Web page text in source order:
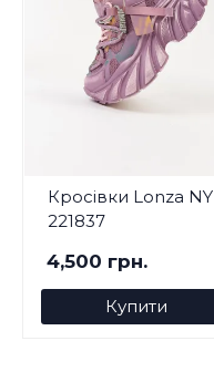
Кросівки Lonza NY
221837
4,500 грн.
Купити